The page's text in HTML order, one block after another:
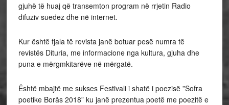
gjuhë të huaj që transemton program në rrjetin Radio
difuziv suedez dhe në internet.
Kur është fjala të revista janë botuar pesë numra të
revistës Dituria, me informacione nga kultura, gjuha dhe
puna e mërgmkitarëve në mërgatë.
Është mbajtë me sukses Festivali i shatë i poezisë ”Sofra
poetike Borås 2018” ku janë prezentua poetë me poezitë e